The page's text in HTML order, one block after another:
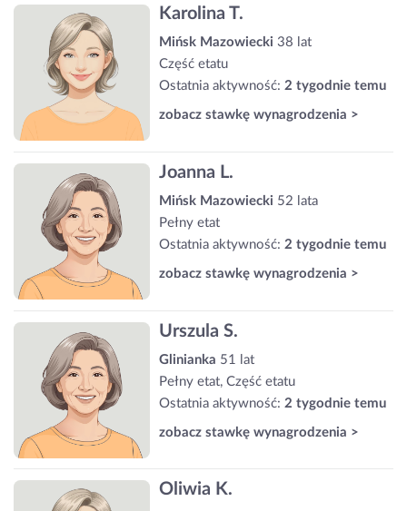
Karolina T.
Mińsk Mazowiecki 38 lat
Część etatu
Ostatnia aktywność: 2 tygodnie temu
zobacz stawkę wynagrodzenia >
Joanna L.
Mińsk Mazowiecki 52 lata
Pełny etat
Ostatnia aktywność: 2 tygodnie temu
zobacz stawkę wynagrodzenia >
Urszula S.
Glinianka 51 lat
Pełny etat, Część etatu
Ostatnia aktywność: 2 tygodnie temu
zobacz stawkę wynagrodzenia >
Oliwia K.